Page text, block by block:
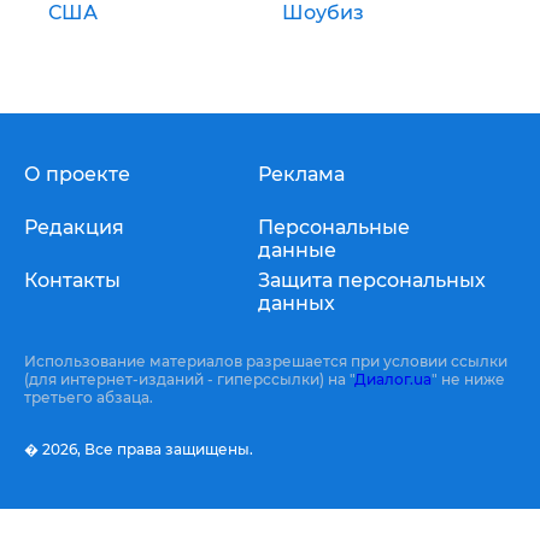
США Шоубиз
О проекте
Редакция
Контакты
Реклама
Персональные
данные
Защита персональных
данных
Использование материалов разрешается при условии ссылки
(для интернет-изданий - гиперссылки) на "Диалог.ua" не ниже
третьего абзаца.
� 2026, Все права защищены.